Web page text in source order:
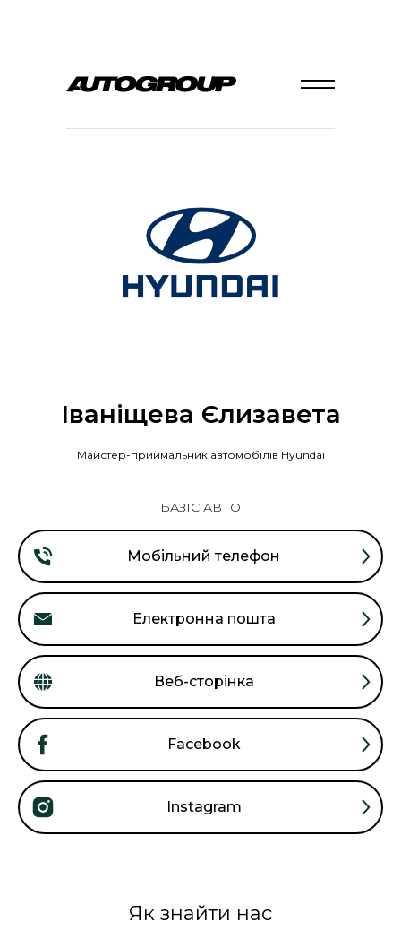
Іваніщева Єлизавета
Майстер-приймальник автомобілів Hyundai
БАЗІС АВТО
Мобільний телефон
Електронна пошта
Веб-сторінка
Facebook
Instagram
Як знайти нас